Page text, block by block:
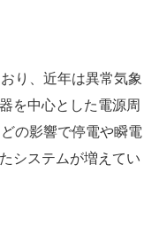
り、近年は異常気象
を中心とした電源周
の影響で停電や瞬電
システムが増えてい